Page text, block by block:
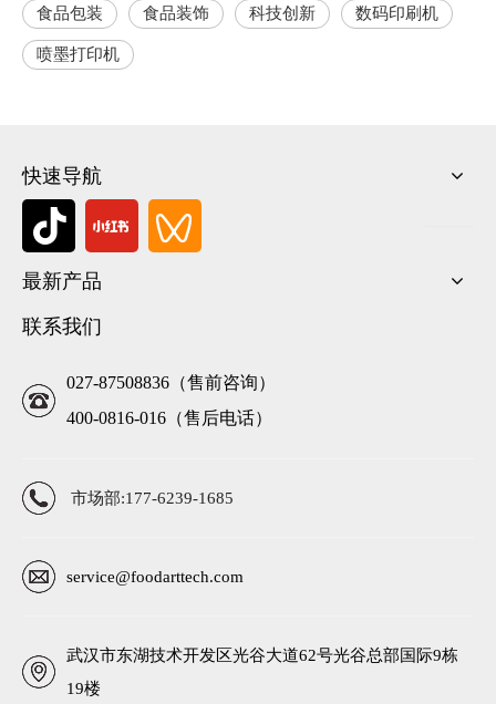
食品包装 食品装饰 科技创新 数码印刷机
喷墨打印机
快速导航
最新产品
联系我们
027-87508836（售前咨询）
400-0816-016（售后电话）
市场部:177-6239-1685
service@foodarttech.com
武汉市东湖技术开发区光谷大道62号光谷总部国际9栋
19楼